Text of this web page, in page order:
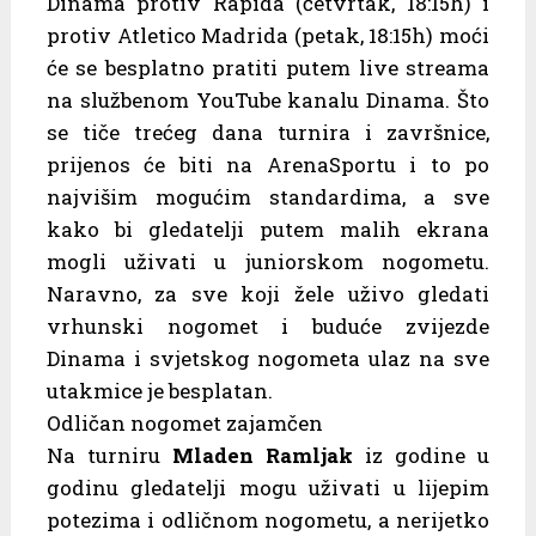
protiv Atletico Madrida (petak, 18:15h) moći
će se besplatno pratiti putem live streama
na službenom YouTube kanalu Dinama. Što
se tiče trećeg dana turnira i završnice,
prijenos će biti na ArenaSportu i to po
najvišim mogućim standardima, a sve
kako bi gledatelji putem malih ekrana
mogli uživati u juniorskom nogometu.
Naravno, za sve koji žele uživo gledati
vrhunski nogomet i buduće zvijezde
Dinama i svjetskog nogometa ulaz na sve
utakmice je besplatan.
Odličan nogomet zajamčen
Na turniru Mladen Ramljak iz godine u
godinu gledatelji mogu uživati u lijepim
potezima i odličnom nogometu, a nerijetko